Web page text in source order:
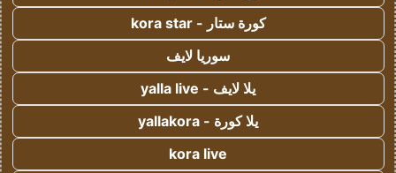
كورة ستار - kora star
سوريا لايف
يلا لايف - yalla live
يلا كورة - yallakora
kora live